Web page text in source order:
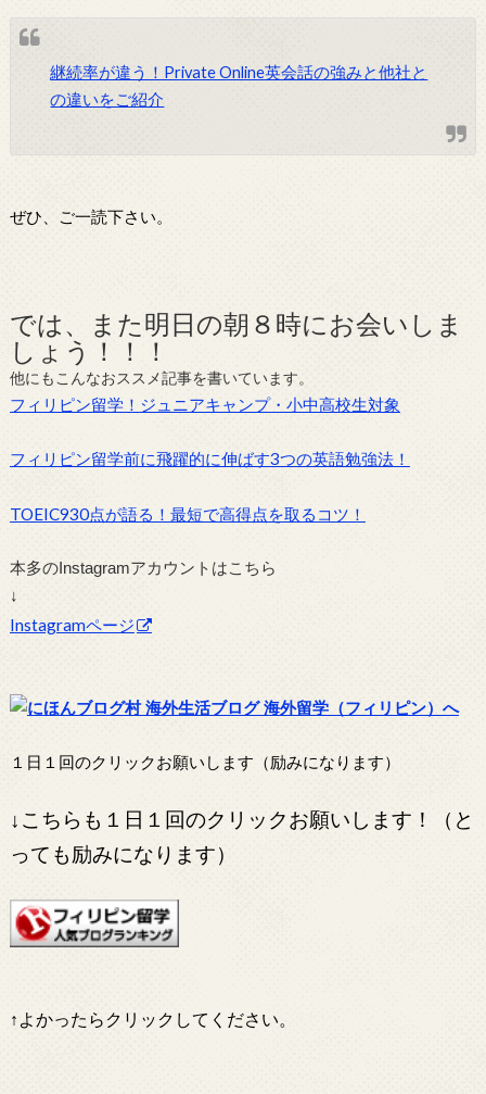
継続率が違う！Private Online英会話の強みと他社と
の違いをご紹介
ぜひ、ご一読下さい。
では、また明日の朝８時にお会いしま
しょう！！！
他にもこんなおススメ記事を書いています。
フィリピン留学！ジュニアキャンプ・小中高校生対象
フィリピン留学前に飛躍的に伸ばす3つの英語勉強法！
TOEIC930点が語る！最短で高得点を取るコツ！
本多のInstagramアカウントはこちら
↓
Instagramページ
１日１回のクリックお願いします（励みになります）
↓こちらも１日１回のクリックお願いします！（と
っても励みになります）
↑よかったらクリックしてください。